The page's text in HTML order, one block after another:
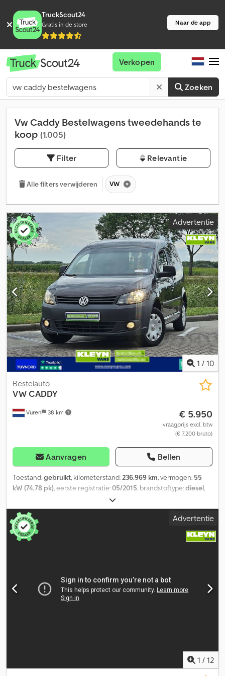
TruckScout24
Gratis in de store Naar de app
Zoeken
Verkopen
Vw Caddy Bestelwagens tweedehands te
koop (1.005)
Filter Relevantie
Alle filters verwijderen VW
Advertentie
1 / 10
Vuren 38 km
Bestelauto
VWCADDY
€ 5.950
vraagprijs excl. btw
(€ 7.200 bruto)
Aanvragen Bellen
Toestand:gebruikt, kilometerstand:236.969 km, vermogen: 55
kW (74,78 pk), eerste registratie:05/2015, brandstoftype:diesel,
, asconfiguratie:
mm, brandstof:diesel, kleur:overig, bestuurderscabine:
dagcabine
versnellingen:
, aantal
zitplaatsen:
1.790 mm,
airconditioning, centrale vergrendeling, cruise control,
elektrisch verstelbare spiegel, elektrische raamverstelling,
, = Aanvullende opties en accessoires = - Geen -
Airconditioning, Aantal airbags: 1, Achterwisser, Parkeerhulp: Geen,
Advertentie
1 / 12